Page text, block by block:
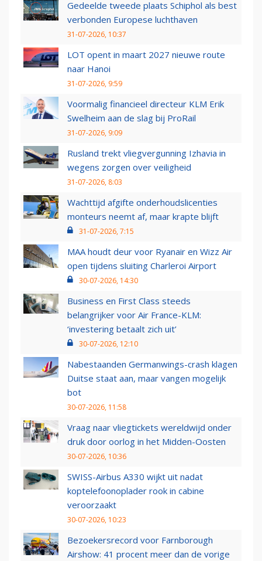
Gedeelde tweede plaats Schiphol als best
verbonden Europese luchthaven
31-07-2026, 10:37
LOT opent in maart 2027 nieuwe route
naar Hanoi
31-07-2026, 9:59
Voormalig financieel directeur KLM Erik
Swelheim aan de slag bij ProRail
31-07-2026, 9:09
Rusland trekt vliegvergunning Izhavia in
wegens zorgen over veiligheid
31-07-2026, 8:03
Wachttijd afgifte onderhoudslicenties
monteurs neemt af, maar krapte blijft
31-07-2026, 7:15
MAA houdt deur voor Ryanair en Wizz Air
open tijdens sluiting Charleroi Airport
30-07-2026, 14:30
Business en First Class steeds
belangrijker voor Air France-KLM:
‘investering betaalt zich uit’
30-07-2026, 12:10
Nabestaanden Germanwings-crash klagen
Duitse staat aan, maar vangen mogelijk
bot
30-07-2026, 11:58
Vraag naar vliegtickets wereldwijd onder
druk door oorlog in het Midden-Oosten
30-07-2026, 10:36
SWISS-Airbus A330 wijkt uit nadat
koptelefoonoplader rook in cabine
veroorzaakt
30-07-2026, 10:23
Bezoekersrecord voor Farnborough
Airshow: 41 procent meer dan de vorige